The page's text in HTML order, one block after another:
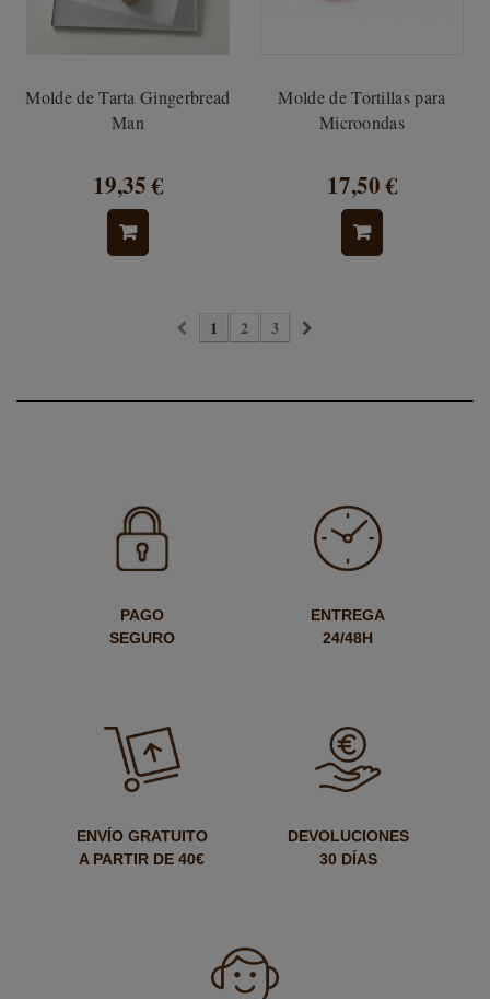
Molde de Tarta Gingerbread
Man
19,35 €
Molde de Tortillas para
Microondas
17,50 €
1 2 3
PAGO
SEGURO
ENTREGA
24/48H
ENVÍO GRATUITO
A PARTIR DE 40€
DEVOLUCIONES
30 DÍAS